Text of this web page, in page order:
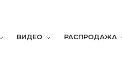
ВИДЕО РАСПРОДАЖА